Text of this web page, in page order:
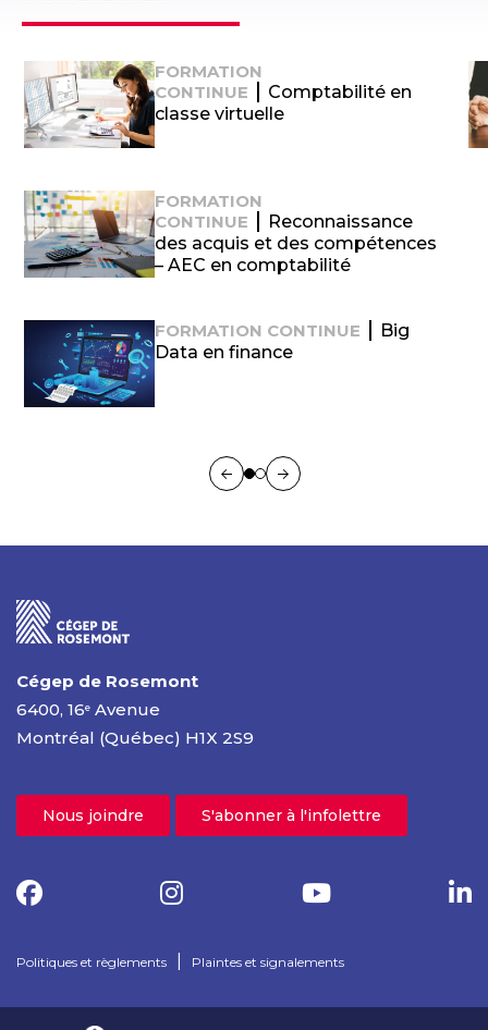
FORMATION
CONTINUE
Comptabilité en
classe virtuelle
FORMATION
CONTINUE
Reconnaissance
des acquis et des compétences
– AEC en comptabilité
FORMATION CONTINUE
Big
Data en finance
Cégep de Rosemont
6400, 16e Avenue
Montréal (Québec) H1X 2S9
Nous joindre S'abonner à l'infolettre
Politiques et règlements Plaintes et signalements